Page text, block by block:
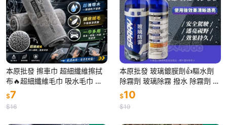
本原批發 擦車巾 超細纖維擦拭
布🔥超細纖維毛巾 吸水毛巾 汽
車美容 抹布打蠟玻璃 廚房抹布
清潔布 OLD378
$7
$16
本原批發 玻璃鍍膜劑👍驅水劑
除霧劑 玻璃除霧 撥水 除霧劑 防
雨劑 鍍膜劑 後視鏡鍍膜 汽車鍍
膜劑 NT326
$10
$19